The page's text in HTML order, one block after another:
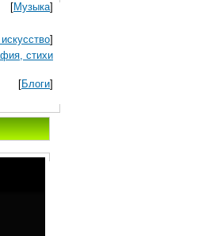
[Музыка]
]
стихи
[Блоги]